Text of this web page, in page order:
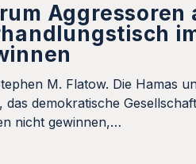
Aggressoren
M. Flatow. Die Hamas
das demokratische
nicht gewinnen,…